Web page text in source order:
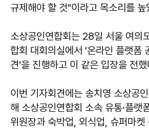
규제해야 할 것"이라고 목소리를 높
소상공인연합회는 28일 서울 여의
합회 대회의실에서 '온라인 플랫폼
견'을 진행하고 이 같은 입장을 전했
이번 기자회견에는 송치영 소상공
해 소상공인연합회 소속 유통·플랫
위원장과 숙박업, 외식업, 슈퍼마켓